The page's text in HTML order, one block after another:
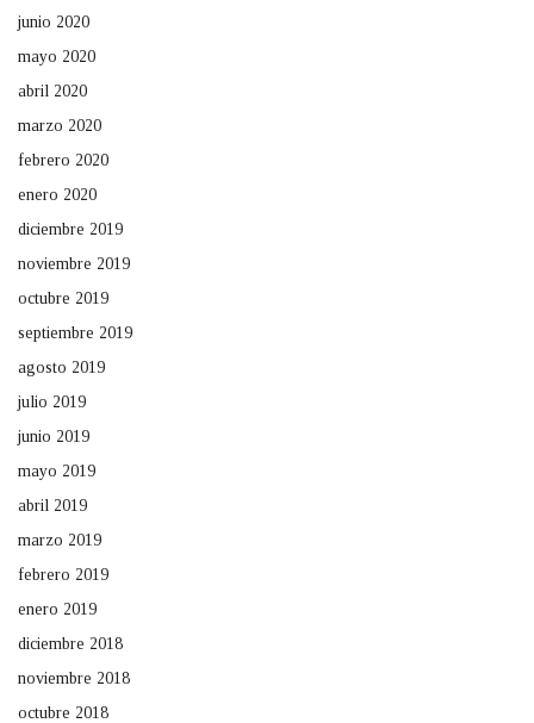
junio 2020
mayo 2020
abril 2020
marzo 2020
febrero 2020
enero 2020
diciembre 2019
noviembre 2019
octubre 2019
septiembre 2019
agosto 2019
julio 2019
junio 2019
mayo 2019
abril 2019
marzo 2019
febrero 2019
enero 2019
diciembre 2018
noviembre 2018
octubre 2018